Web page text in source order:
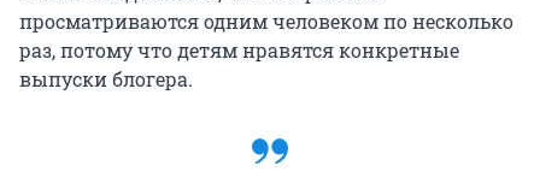
просматриваются одним человеком по несколько
раз, потому что детям нравятся конкретные
выпуски блогера.